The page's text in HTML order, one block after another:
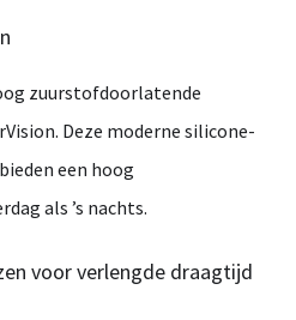
zuurstofdoorlatende
. Deze moderne silicone-
een hoog
als ’s nachts.
voor verlengde draagtijd